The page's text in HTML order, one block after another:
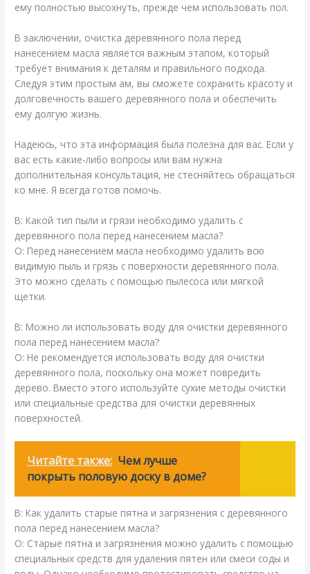
ему полностью высохнуть, прежде чем использовать пол.
В заключении, очистка деревянного пола перед
нанесением масла является важным этапом, который
требует внимания к деталям и правильного подхода.
Следуя этим простым ам, вы сможете сохранить красоту и
долговечность вашего деревянного пола и обеспечить
ему долгую жизнь.
Надеюсь, что эта информация была полезна для вас. Если у
вас есть какие-либо вопросы или вам нужна
дополнительная консультация, не стесняйтесь обращаться
ко мне. Я всегда готов помочь.
В: Какой тип пыли и грязи необходимо удалить с
деревянного пола перед нанесением масла?
О: Перед нанесением масла необходимо удалить всю
видимую пыль и грязь с поверхности деревянного пола.
Это можно сделать с помощью пылесоса или мягкой
щетки.
В: Можно ли использовать воду для очистки деревянного
пола перед нанесением масла?
О: Не рекомендуется использовать воду для очистки
деревянного пола, поскольку она может повредить
дерево. Вместо этого используйте сухие методы очистки
или специальные средства для очистки деревянных
поверхностей.
Читайте также: Чем лучше
покрыть половую доску в доме?
В: Как удалить старые пятна и загрязнения с деревянного
пола перед нанесением масла?
О: Старые пятна и загрязнения можно удалить с помощью
специальных средств для удаления пятен или смеси соды и